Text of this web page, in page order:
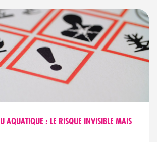
AQUATIQUE : LE RISQUE INVISIBLE MAIS